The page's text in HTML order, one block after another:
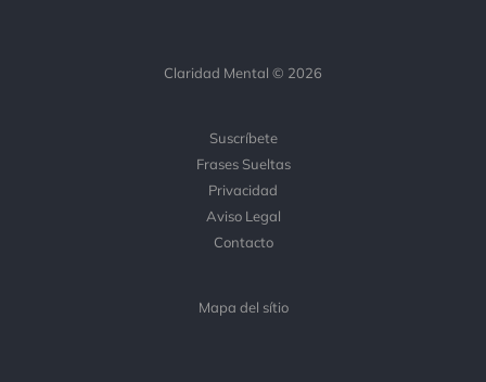
Claridad Mental © 2026
Suscríbete
Frases Sueltas
Privacidad
Aviso Legal
Contacto
Mapa del sítio